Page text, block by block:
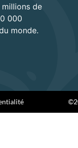
millions de
000
monde.